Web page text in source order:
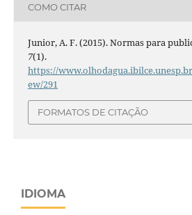
COMO CITAR
Junior, A. F. (2015). Normas para
7(1).
https://
ew/291
FORMATOS DE CITAÇÃO
IDIOMA